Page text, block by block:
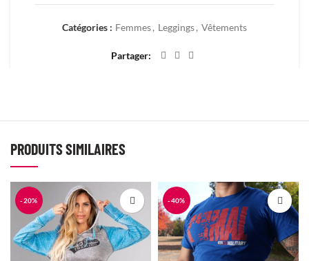
Catégories : Femmes , Leggings , Vêtements
Partager
PRODUITS SIMILAIRES
-20% -40%